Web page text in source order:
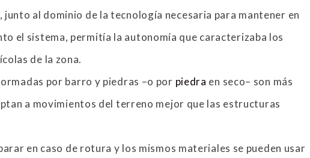
junto al dominio de la tecnología necesaria para mantener en
el sistema, permitía la autonomía que caracterizaba los
de la zona.
por barro y piedras –o por piedra en seco– son más
a movimientos del terreno mejor que las estructuras
en caso de rotura y los mismos materiales se pueden usar